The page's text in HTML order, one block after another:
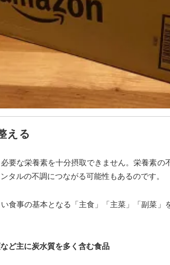
える
要な栄養素を十分摂取できません。栄養素の
タルの不調につながる可能性もあるのです。
食事の基本となる「主食」「主菜」「副菜」
ど主に炭水質を多く含む食品